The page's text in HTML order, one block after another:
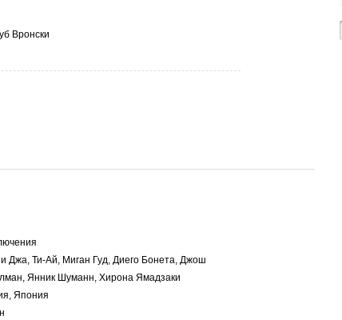
Вронски
Джа, Ти-Ай, Миган Гуд, Диего Бонета, Джош
Янник Шуманн, Хирона Ямадзаки
Япония